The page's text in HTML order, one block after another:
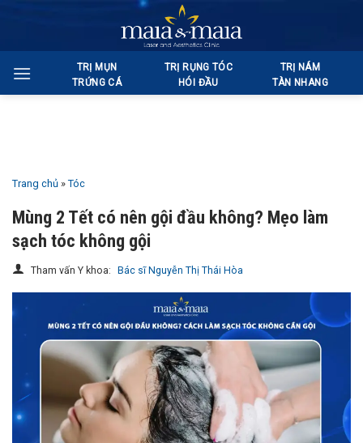
nội
dung
TRỊ MỤN
TRỨNG CÁ
TRỊ RỤNG TÓC
HÓI ĐẦU
TRỊ NÁM
TÀN NHANG
Trang chủ » Tóc
Mùng 2 Tết có nên gội đầu không? Mẹo làm
sạch tóc không gội
Tham vấn Y khoa: Bác sĩ Nguyễn Thị Thái Hòa